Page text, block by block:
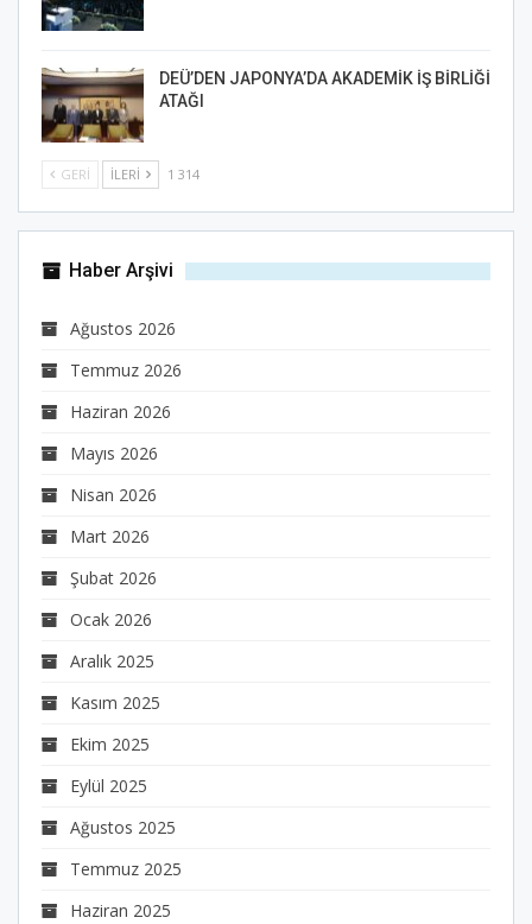
DEÜ’DEN JAPONYA’DA AKADEMİK İŞ BİRLİĞİ
ATAĞI
GERI İLERI 1 314
Haber Arşivi
Ağustos 2026
Temmuz 2026
Haziran 2026
Mayıs 2026
Nisan 2026
Mart 2026
Şubat 2026
Ocak 2026
Aralık 2025
Kasım 2025
Ekim 2025
Eylül 2025
Ağustos 2025
Temmuz 2025
Haziran 2025